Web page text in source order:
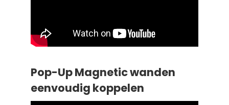
Pop-Up Magnetic wanden
eenvoudig koppelen